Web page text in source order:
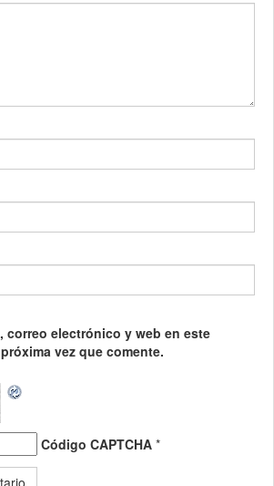
correo electrónico y web en este
vez que comente.
Código CAPTCHA *